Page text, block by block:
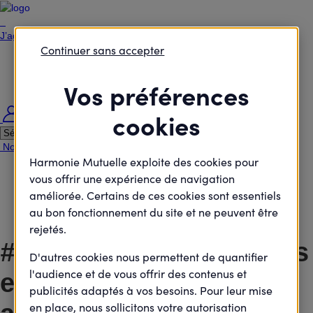
J’agisCollectif
Je passe à l'action
Je deviens élu
Nous contacter
Nous rejoindre
Prix santé entrepreneurs -
Découvrez les 7 lauréats nationaux 2026 !
#JagisCollectifPour des
engagements qui font
Vos préférences
cookies
Harmonie Mutuelle exploite des cookies pour
vous offrir une expérience de navigation
améliorée. Certains de ces cookies sont essentiels
au bon fonctionnement du site et ne peuvent être
rejetés.
D'autres cookies nous permettent de quantifier
l'audience et de vous offrir des contenus et
publicités adaptés à vos besoins. Pour leur mise
en place, nous sollicitons votre autorisation
Continuer sans accepter